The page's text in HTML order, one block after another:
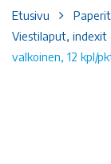
Etusivu
Viestilaput, indexit
valkoinen, 12 kpl/